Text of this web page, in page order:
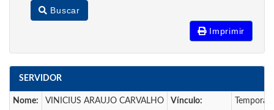
Buscar
Imprimir
SERVIDOR
Nome: VINICIUS ARAUJO CARVALHO Vínculo: